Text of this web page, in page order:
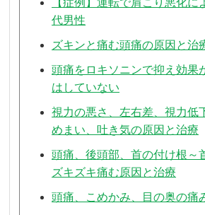
【症例】運転で肩こり悪化
代男性
ズキンと痛む頭痛の原因と治
頭痛をロキソニンで抑え効果
はしていない
視力の悪さ、左右差、視力低
めまい、吐き気の原因と治療
頭痛、後頭部、首の付け根～
ズキズキ痛む原因と治療
頭痛、こめかみ、目の奥の痛